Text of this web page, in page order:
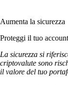
Aumenta la sicurezza
Proteggi il tuo
La sicurezza si
criptovalute sono
il valore del tuo